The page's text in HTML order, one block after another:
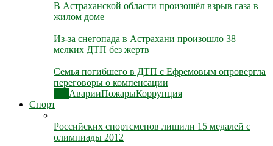
В Астраханской области произошёл взрыв газа в
жилом доме
Из-за снегопада в Астрахани произошло 38
мелких ДТП без жертв
Семья погибшего в ДТП с Ефремовым опровергла
переговоры о компенсации
АварииПожарыКоррупция
Спорт
Российских спортсменов лишили 15 медалей с
олимпиады 2012